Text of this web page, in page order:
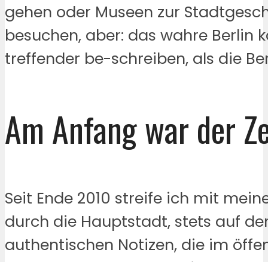
gehen oder Museen zur
besuchen, aber: das wahre Berlin
treffender be-schreiben, als die
Am Anfang war der
Seit Ende 2010 streife ich mit
durch die Hauptstadt, stets auf
authentischen Notizen, die im